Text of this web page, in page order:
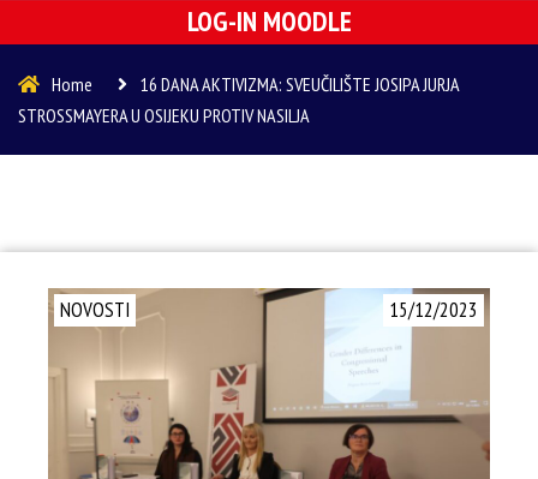
LOG-IN MOODLE
Home
16 DANA AKTIVIZMA: SVEUČILIŠTE JOSIPA JURJA
STROSSMAYERA U OSIJEKU PROTIV NASILJA
15/12/2023
NOVOSTI